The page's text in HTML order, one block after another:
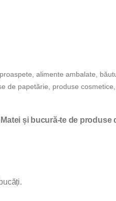
alimente ambalate,
de papetărie, produse
și bucură-te de produse